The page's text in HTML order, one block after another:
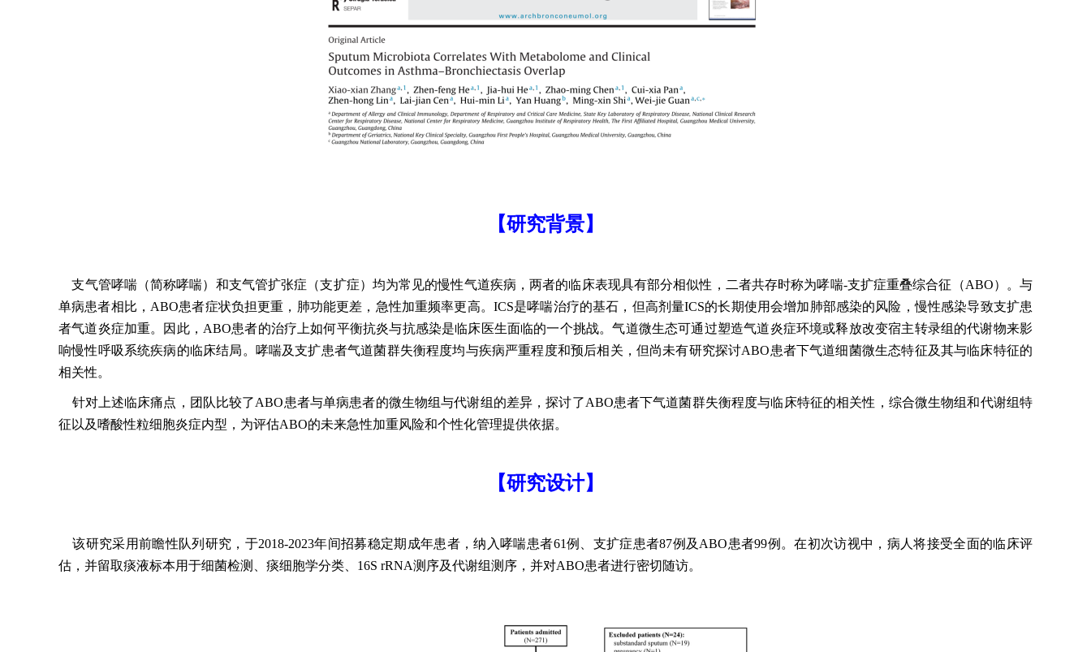
【研究背景】
支气管哮喘（简称哮喘）和支气管扩张症（支扩症）均为常见的慢性气道疾病，两者的临床表现具有部分相似性，二者共存时称为哮喘-支扩症重叠综合征（ABO）。与
单病患者相比，ABO患者症状负担更重，肺功能更差，急性加重频率更高。ICS是哮喘治疗的基石，但高剂量ICS的长期使用会增加肺部感染的风险，慢性感染导致支扩患
者气道炎症加重。因此，ABO患者的治疗上如何平衡抗炎与抗感染是临床医生面临的一个挑战。气道微生态可通过塑造气道炎症环境或释放改变宿主转录组的代谢物来影
响慢性呼吸系统疾病的临床结局。哮喘及支扩患者气道菌群失衡程度均与疾病严重程度和预后相关，但尚未有研究探讨ABO患者下气道细菌微生态特征及其与临床特征的
相关性。
针对上述临床痛点，团队比较了ABO患者与单病患者的微生物组与代谢组的差异，探讨了ABO患者下气道菌群失衡程度与临床特征的相关性，综合微生物组和代谢组特
征以及嗜酸性粒细胞炎症内型，为评估ABO的未来急性加重风险和个性化管理提供依据。
【研究设计】
该研究采用前瞻性队列研究，于2018-2023年间招募稳定期成年患者，纳入哮喘患者61例、支扩症患者87例及ABO患者99例。在初次访视中，病人将接受全面的临床评
估，并留取痰液标本用于细菌检测、痰细胞学分类、16S rRNA测序及代谢组测序，并对ABO患者进行密切随访。